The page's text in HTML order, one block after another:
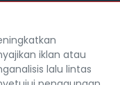
sarana untuk
dalam
kredit.
Mitra Mocil
Hak Cipta
iklan atau
lalu lintas